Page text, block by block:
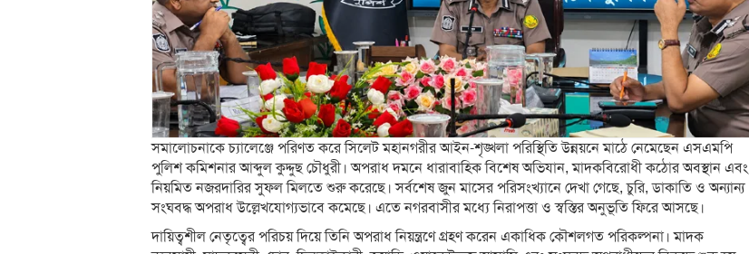
সমালোচনাকে চ্যালেঞ্জে পরিণত করে সিলেট মহানগরীর আইন-শৃঙ্খলা পরিস্থিতি উন্নয়নে মাঠে নেমেছেন এসএমপি
পুলিশ কমিশনার আব্দুল কুদ্দুছ চৌধুরী। অপরাধ দমনে ধারাবাহিক বিশেষ অভিযান, মাদকবিরোধী কঠোর অবস্থান এবং
নিয়মিত নজরদারির সুফল মিলতে শুরু করেছে। সর্বশেষ জুন মাসের পরিসংখ্যানে দেখা গেছে, চুরি, ডাকাতি ও অন্যান্য
সংঘবদ্ধ অপরাধ উল্লেখযোগ্যভাবে কমেছে। এতে নগরবাসীর মধ্যে নিরাপত্তা ও স্বস্তির অনুভূতি ফিরে আসছে।
দায়িত্বশীল নেতৃত্বের পরিচয় দিয়ে তিনি অপরাধ নিয়ন্ত্রণে গ্রহণ করেন একাধিক কৌশলগত পরিকল্পনা। মাদক